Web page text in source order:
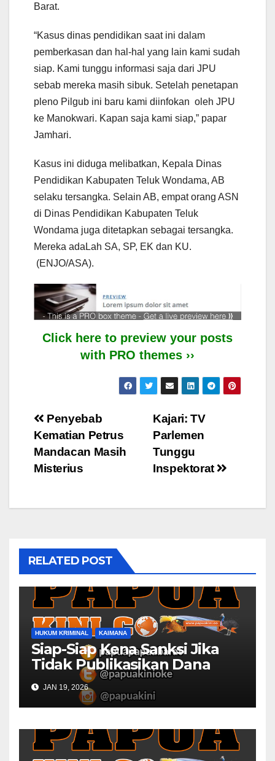
Barat.
“Kasus dinas pendidikan saat ini dalam
pemberkasan dan hal-hal yang lain kami sudah
siap. Kami tunggu informasi saja dari JPU
sebab mereka masih sibuk. Setelah penetapan
pleno Pilgub ini baru kami diinfokan oleh JPU
ke Manokwari. Kapan saja kami siap,” papar
Jamhari.
Kasus ini diduga melibatkan, Kepala Dinas
Pendidikan Kabupaten Teluk Wondama, AB
selaku tersangka. Selain AB, empat orang ASN
di Dinas Pendidikan Kabupaten Teluk
Wondama juga ditetapkan sebagai tersangka.
Mereka adaLah SA, SP, EK dan KU.
(ENJO/ASA).
Click here to preview your posts
with PRO themes ››
Post
navigation
Kajari: TV
Parlemen
Tunggu
Inspektorat
Penyebab
Kematian Petrus
Mandacan Masih
Misterius
RELATED POST
HUKUM KRIMINAL KAIMANA
Siap-Siap Kena Sanksi Jika
Tidak Publikasikan Dana
Desa
JAN 19, 2026